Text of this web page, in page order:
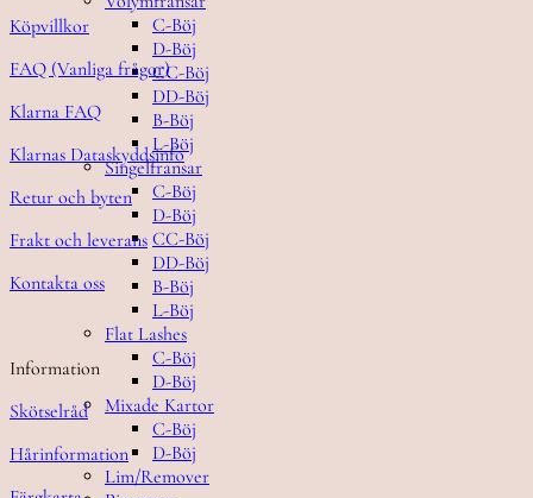
C-Böj
D-Böj
CC-Böj
DD-Böj
B-Böj
L-Böj
Singelfransar
C-Böj
D-Böj
CC-Böj
DD-Böj
B-Böj
L-Böj
Flat Lashes
C-Böj
D-Böj
Mixade Kartor
C-Böj
D-Böj
Lim/Remover
Köpvillkor
FAQ (Vanliga frågor)
Klarna FAQ
Klarnas Dataskyddsinfo
Retur och byten
Frakt och leverans
Kontakta oss
Information
Skötselråd
Hårinformation